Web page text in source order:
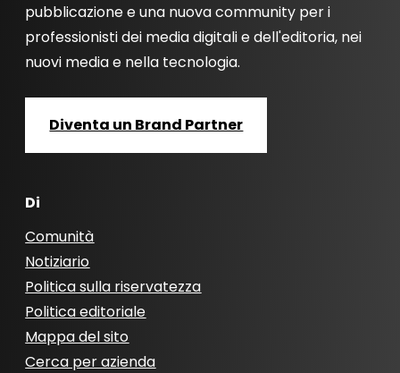
pubblicazione e una nuova community per i
professionisti dei media digitali e dell'editoria, nei
nuovi media e nella tecnologia.
Diventa un Brand Partner
Di
Comunità
Notiziario
Politica sulla riservatezza
Politica editoriale
Mappa del sito
Cerca per azienda